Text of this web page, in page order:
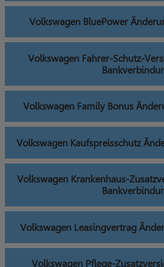
Volkswagen BluePower
Volkswagen Fahrer-Schutz-
Volkswagen Family Bonus
Volkswagen Kaufspreisschutz
Volkswagen Krankenhaus-
Volkswagen Leasingvertrag
Volkswagen Pflege-